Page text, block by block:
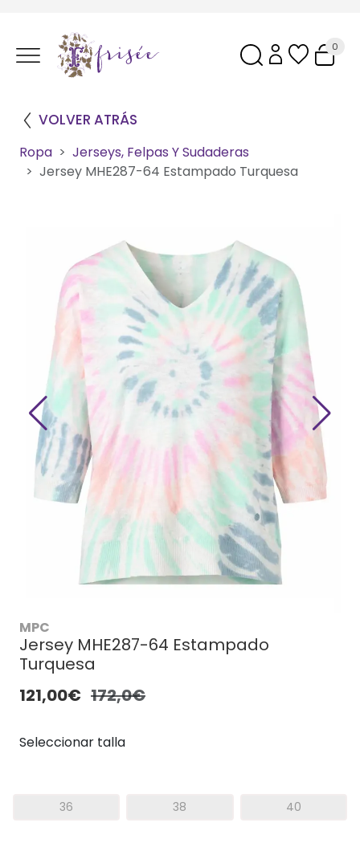
0
VOLVER ATRÁS
Ropa
Jerseys, Felpas Y Sudaderas
Jersey MHE287-64 Estampado Turquesa
MPC
Jersey MHE287-64 Estampado
Turquesa
121,00€ 172,0€
Seleccionar talla
36 38 40